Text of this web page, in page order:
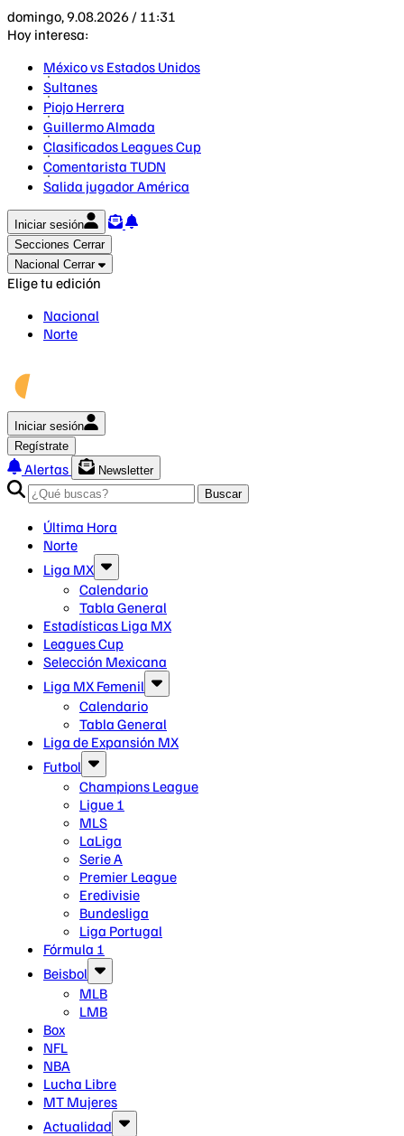
domingo, 9.08.2026 / 11:31
Hoy interesa:
México vs Estados Unidos
Sultanes
Piojo Herrera
Guillermo Almada
Clasificados Leagues Cup
Comentarista TUDN
Salida jugador América
Iniciar sesión
Secciones Cerrar
Nacional Cerrar
Elige tu edición
Nacional
Norte
Iniciar sesión
Regístrate
Alertas
Newsletter
Buscar
Última Hora
Norte
Liga MX
Calendario
Tabla General
Estadísticas Liga MX
Leagues Cup
Selección Mexicana
Liga MX Femenil
Calendario
Tabla General
Liga de Expansión MX
Futbol
Champions League
Ligue 1
MLS
LaLiga
Serie A
Premier League
Eredivisie
Bundesliga
Liga Portugal
Fórmula 1
Beisbol
MLB
LMB
Box
NFL
NBA
Lucha Libre
MT Mujeres
Actualidad